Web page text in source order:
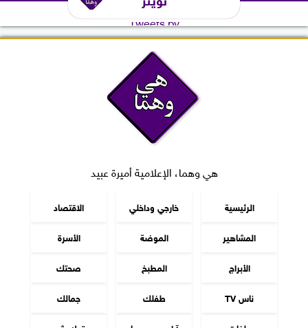
Tweets by
هي وهما، الإعلامية أميرة عبيد
الرئيسية خارجي وداخلي
الاقتصاد
المشاهير
الموضة
الأسرة
الأبراج
المطبخ
صحتك
ناس TV
طفلك
جمالك